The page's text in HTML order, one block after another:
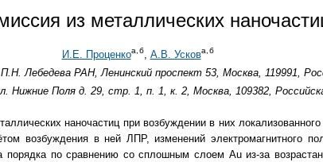
из металлических
И.Е. Проценкоа, б, А.В. Ускова, б
Лебедева РАН, Ленинский проспект 53, Москва, 119991,
Нижние Поля д. 29, стр. 1, п. 1, к. 2, Москва, 109382,
наночастиц при возбуждении в них
возбуждения в ней ЛПР, изменений электромагнитного
по сравнению со сплошным слоем Au из-за